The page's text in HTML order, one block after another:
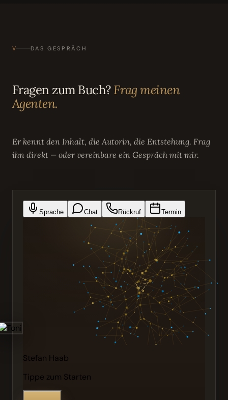
V DAS GESPRÄCH
Fragen zum Buch?Frag meinen
Agenten.
Er kennt den Inhalt, die Autorin, die Entstehung. Frag
ihn direkt — oder vereinbare ein Gespräch mit mir.
Sprache Chat Rückruf Termin
Stefan Haab
Tippe zum Starten